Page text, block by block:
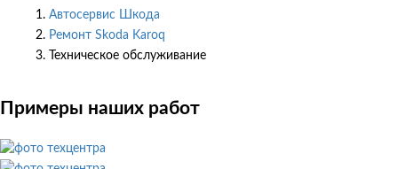
Автосервис Шкода
Ремонт Skoda Karoq
Техническое обслуживание
Примеры наших работ